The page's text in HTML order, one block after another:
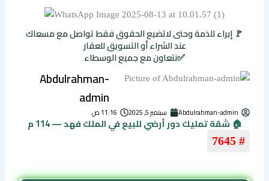
🚩 إبراء للذمة وحتى لاتضيع الحقوق فقط تواصل مع مسعاك
عند الشراء أو التسويق للعقار
✅نتعاون مع جميع الوسطاء
Abdulrahman-
admin
Abdulrahman-admin سبتمبر 5, 2025 11:16 ص
🏠 شقة تمليك دور أرضي للبيع في الملك فهد — 114 م
# 7645